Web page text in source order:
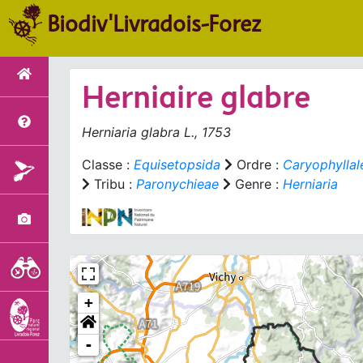
Biodiv'Livradois-Forez
Herniaire glabre
Herniaria glabra L., 1753
Classe : Equisetopsida Ordre :
Tribu : Paronychieae Genre : Herniaria
+
-